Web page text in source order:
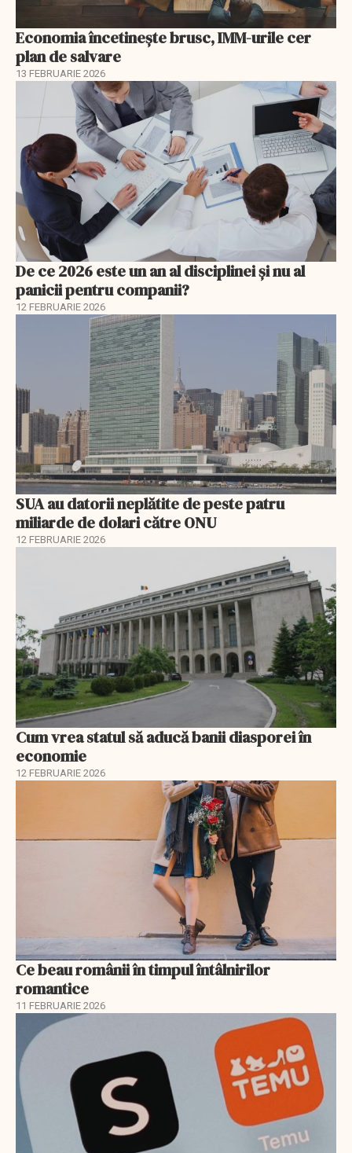
Economia încetinește brusc, IMM-urile cer
plan de salvare
13 FEBRUARIE 2026
De ce 2026 este un an al disciplinei și nu al
panicii pentru companii?
12 FEBRUARIE 2026
SUA au datorii neplătite de peste patru
miliarde de dolari către ONU
12 FEBRUARIE 2026
Cum vrea statul să aducă banii diasporei în
economie
12 FEBRUARIE 2026
Ce beau românii în timpul întâlnirilor
romantice
11 FEBRUARIE 2026